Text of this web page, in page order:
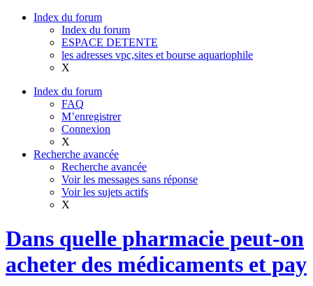
Index du forum
Index du forum
ESPACE DETENTE
les adresses vpc,sites et bourse aquariophile
X
Index du forum
FAQ
M’enregistrer
Connexion
X
Recherche avancée
Recherche avancée
Voir les messages sans réponse
Voir les sujets actifs
X
Dans quelle pharmacie peut-on
acheter des médicaments et pay